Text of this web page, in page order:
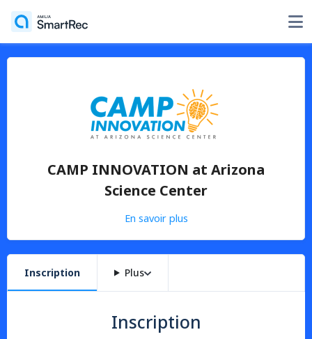
CAMP INNOVATION at Arizona
Science Center
En savoir plus
Inscription Plus
Inscription